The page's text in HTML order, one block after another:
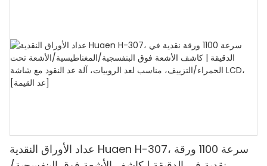
عداد الأوراق النقدية Huaen H-307، سرعة 1100 ورقة